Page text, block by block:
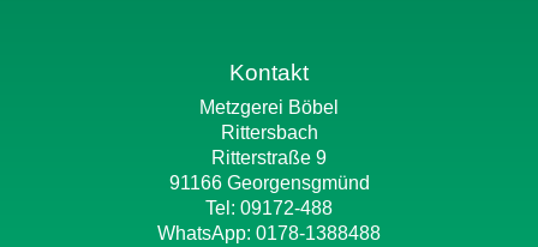
Kontakt
Metzgerei Böbel
Rittersbach
Ritterstraße 9
91166 Georgensgmünd
Tel: 09172-488
WhatsApp: 0178-1388488